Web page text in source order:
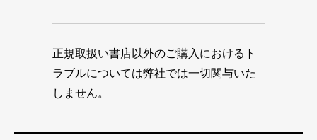
正規取扱い書店以外のご購入におけるト
ラブルについては弊社では一切関与いた
しません。